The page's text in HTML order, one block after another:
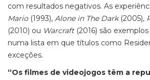
com resultados negativos. As
Mario(1993), Alone in The Dark (2005),
(2010) ou Warcraft(2016) são
numa lista em que títulos como
“Os filmes de videojogos têm a